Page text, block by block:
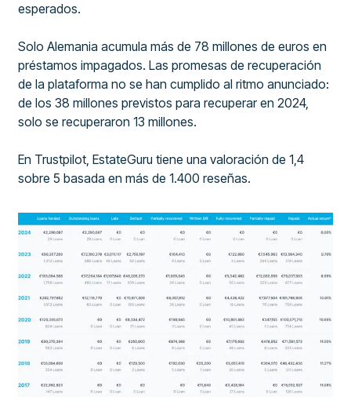
esperados.
Solo Alemania acumula más de 78 millones de euros en
préstamos impagados. Las promesas de recuperación
de la plataforma no se han cumplido al ritmo anunciado:
de los 38 millones previstos para recuperar en 2024,
solo se recuperaron 13 millones.
En Trustpilot, EstateGuru tiene una valoración de 1,4
sobre 5 basada en más de 1.400 reseñas.